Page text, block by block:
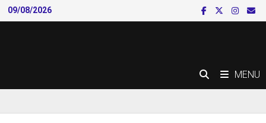
Skip
to
09/08/2026
MENU